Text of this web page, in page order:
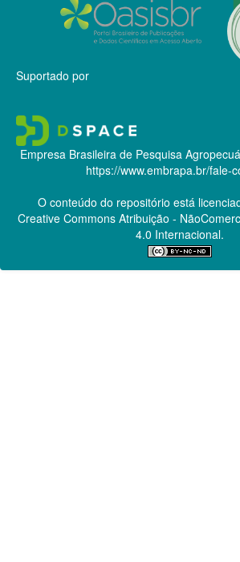
Suportado por
Empresa Brasileira de Pesquisa
https://www.embrapa.br/fale-
O conteúdo do repositório está
Creative CommonsAtribuição -
4.0 Internacional.